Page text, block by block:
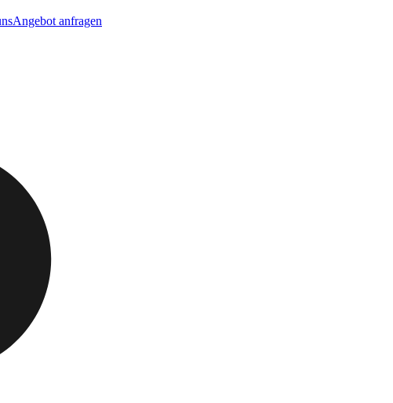
Angebot anfragen